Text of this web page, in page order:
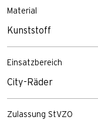
Material
Kunststoff
Einsatzbereich
City-Räder
Zulassung StVZO